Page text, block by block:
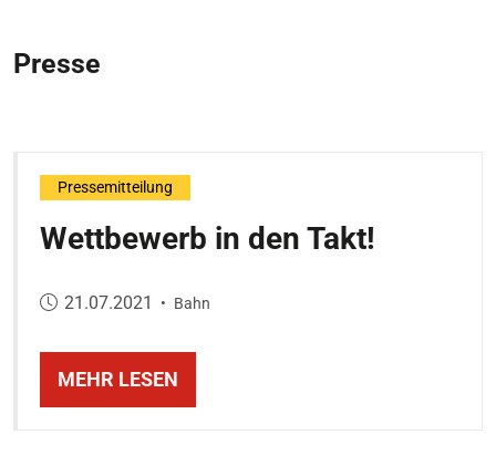
Presse
Wettbewerb in den Takt!
Veröffentlicht am:
21.07.2021 • Bahn
Pressemitteilung
MEHR LESEN